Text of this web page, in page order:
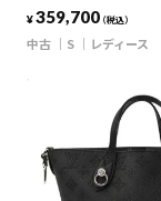
¥359,700（税込）
中古 S レディース